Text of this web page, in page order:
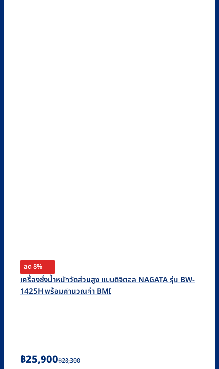
ลด 8%
เครื่องชั่งน้ำหนักวัดส่วนสูง แบบดิจิตอล NAGATA รุ่น BW-
1425H พร้อมคำนวณค่า BMI
฿28,300
Original
฿25,900
Current